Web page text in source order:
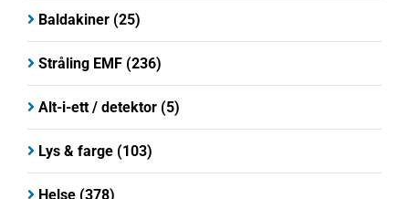
Baldakiner (25)
Stråling EMF (236)
Alt-i-ett / detektor (5)
Lys & farge (103)
Helse (378)